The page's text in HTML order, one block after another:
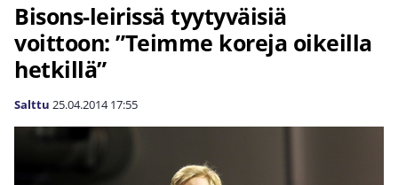
Bisons-leirissä tyytyväisiä
voittoon: ”Teimme koreja oikeilla
hetkillä”
Salttu 25.04.2014 17:55